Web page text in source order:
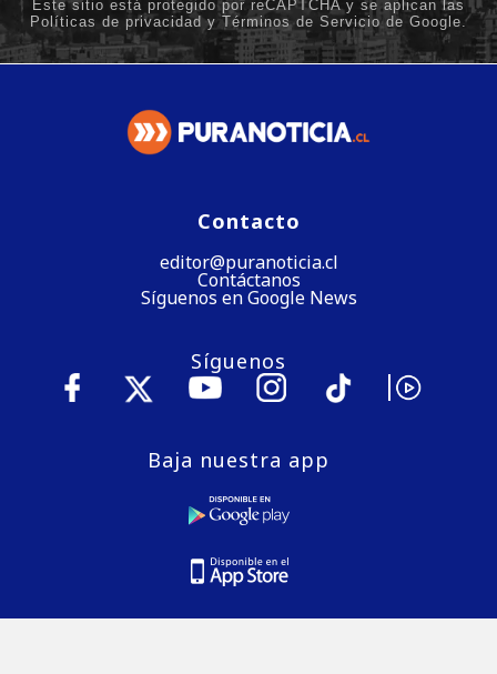
Contacto
editor@puranoticia.cl
Contáctanos
Síguenos en Google News
Síguenos
Baja nuestra app